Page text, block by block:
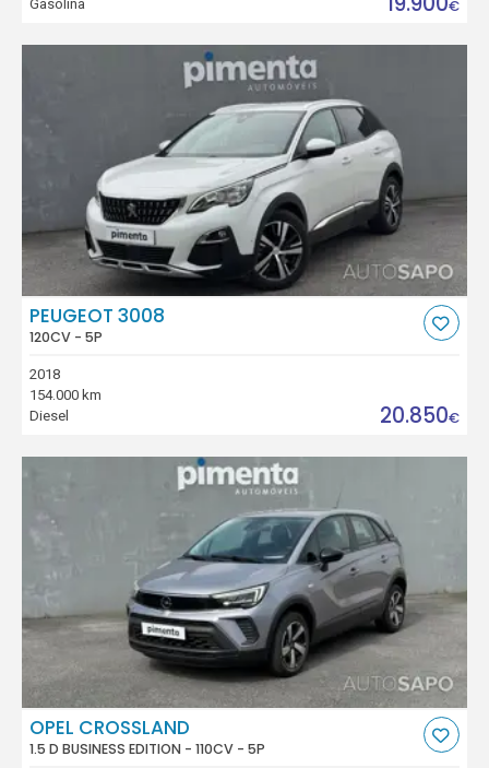
Gasolina
€
PEUGEOT 3008
120CV - 5P
2018
154.000 km
Diesel
20.850€
OPEL CROSSLAND
1.5 D BUSINESS EDITION - 110CV - 5P